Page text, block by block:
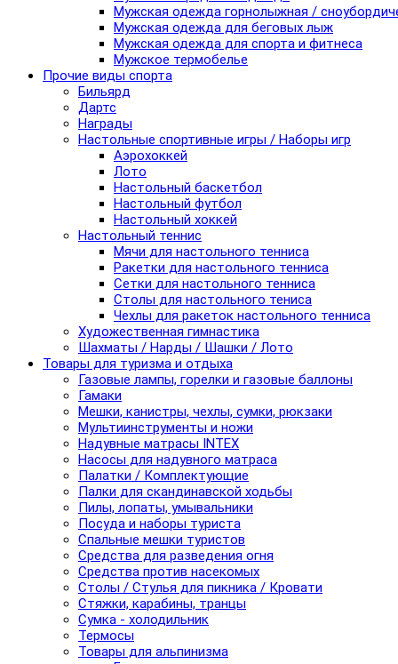
Мужская одежда горнолыжная /
Мужская одежда для беговых лыж
Мужская одежда для спорта и фитнеса
Мужское термобелье
Прочие виды спорта
Бильярд
Дартс
Награды
Настольные спортивные игры / Наборы игр
Аэрохоккей
Лото
Настольный баскетбол
Настольный футбол
Настольный хоккей
Настольный теннис
Мячи для настольного тенниса
Ракетки для настольного тенниса
Сетки для настольного тенниса
Столы для настольного тениса
Чехлы для ракеток настольного тенниса
Художественная гимнастика
Шахматы / Нарды / Шашки / Лото
Товары для туризма и отдыха
Газовые лампы, горелки и газовые баллоны
Гамаки
Мешки, канистры, чехлы, сумки, рюкзаки
Мультиинструменты и ножи
Надувные матрасы INTEX
Насосы для надувного матраса
Палатки / Комплектующие
Палки для скандинавской ходьбы
Пилы, лопаты, умывальники
Посуда и наборы туриста
Спальные мешки туристов
Средства для разведения огня
Средства против насекомых
Столы / Стулья для пикника / Кровати
Стяжки, карабины, транцы
Сумка - холодильник
Термосы
Товары для альпинизма